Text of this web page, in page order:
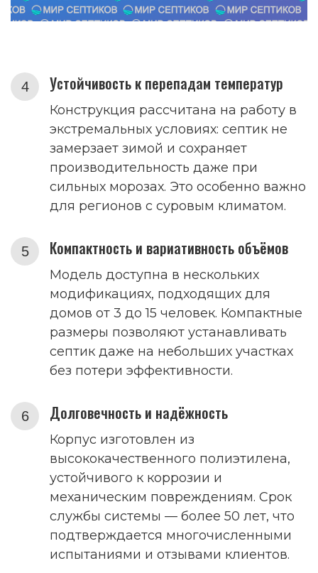
Устойчивость к перепадам температур
Конструкция рассчитана на работу в
экстремальных условиях: септик не
замерзает зимой и сохраняет
производительность даже при
сильных морозах. Это особенно важно
для регионов с суровым климатом.
Компактность и вариативность объёмов
Модель доступна в нескольких
модификациях, подходящих для
домов от 3 до 15 человек. Компактные
размеры позволяют устанавливать
септик даже на небольших участках
без потери эффективности.
Долговечность и надёжность
Корпус изготовлен из
высококачественного полиэтилена,
устойчивого к коррозии и
механическим повреждениям. Срок
службы системы — более 50 лет, что
подтверждается многочисленными
испытаниями и отзывами клиентов.